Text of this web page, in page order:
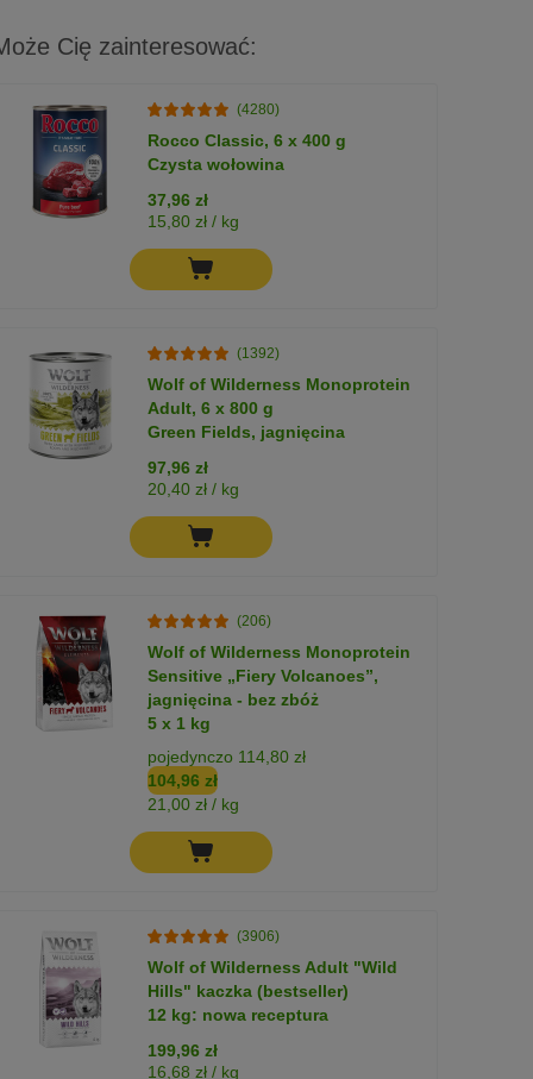
Cię zainteresować:
(4280)
Rocco Classic, 6 x 400 g
Czysta wołowina
37,96 zł
15,80 zł / kg
(1392)
Wolf of Wilderness Monoprotein
Adult, 6 x 800 g
Green Fields, jagnięcina
97,96 zł
20,40 zł / kg
(206)
Wolf of Wilderness Monoprotein
Sensitive „Fiery Volcanoes”,
jagnięcina - bez zbóż
5 x 1 kg
pojedynczo 114,80 zł
104,96 zł
21,00 zł / kg
(3906)
Wolf of Wilderness Adult "Wild
Hills" kaczka (bestseller)
12 kg: nowa receptura
199,96 zł
16,68 zł / kg